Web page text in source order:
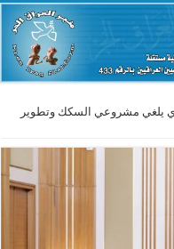
يلغي مشروعي السكك وتطوير